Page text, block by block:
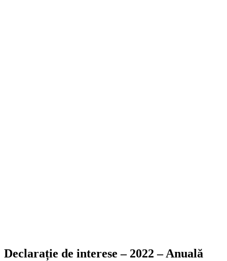
Declarație de interese – 2022 – Anuală